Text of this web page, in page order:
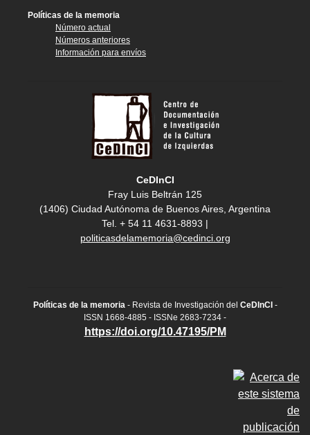
Políticas de la memoria
Número actual
Números anteriores
Información para envíos
CeDInCI
Fray Luis Beltrán 125
(1406) Ciudad Autónoma de Buenos Aires, Argentina
Tel. + 54 11 4631-8893 |
politicasdelamemoria@cedinci.org
Políticas de la memoria- Revista de Investigación del CeDInCI -
ISSN 1668-4885 - ISSNe 2683-7234 -
https://doi.org/10.47195/PM